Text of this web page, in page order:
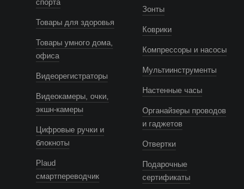
спорта
Товары для здоровья
Товары умного дома,
офиса
Видеорегистраторы
Видеокамеры, очки,
экшн-камеры
Цифровые ручки и
блокноты
Plaud
смартпереводчик
Зонты
Коврики
Компрессоры и насосы
Мультиинструменты
Настенные часы
Органайзеры проводов
и гаджетов
Отвертки
Подарочные
сертификаты